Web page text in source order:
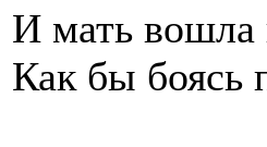
И мать вошла
Как бы боясь